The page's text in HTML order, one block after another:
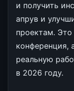
и получить
апрув и
проектам.
конференция,
реальную
в 2026 году.